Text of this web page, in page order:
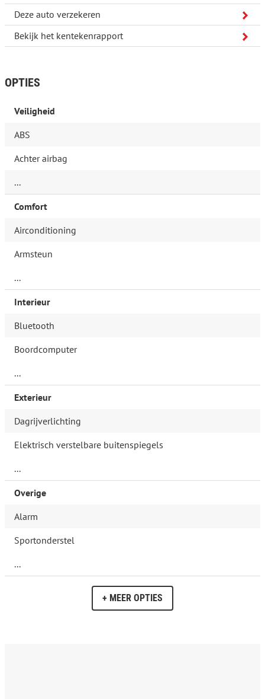
Deze auto verzekeren
Bekijk het kentekenrapport
OPTIES
Veiligheid
ABS
Achter airbag
...
Comfort
Airconditioning
Armsteun
...
Interieur
Bluetooth
Boordcomputer
...
Exterieur
Dagrijverlichting
Elektrisch verstelbare buitenspiegels
...
Overige
Alarm
Sportonderstel
...
+ MEER OPTIES